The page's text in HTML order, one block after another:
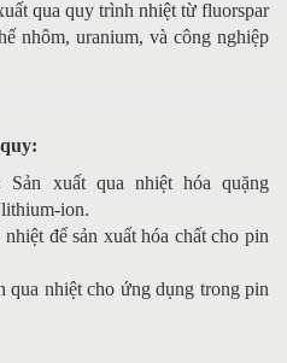
qua quy trình nhiệt từ fluorspar
nhôm, uranium, và công nghiệp
Sản xuất qua nhiệt hóa quặng
ion.
để sản xuất hóa chất cho pin
qua nhiệt cho ứng dụng trong pin